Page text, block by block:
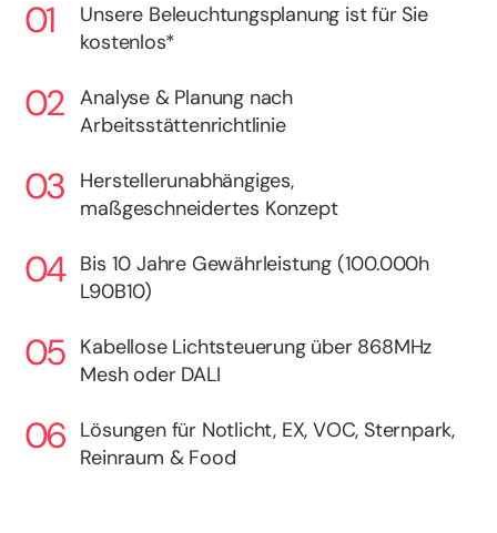
Unsere Beleuchtungsplanung ist für Sie
kostenlos*
Analyse & Planung nach
Arbeitsstättenrichtlinie
Herstellerunabhängiges,
maßgeschneidertes Konzept
Bis 10 Jahre Gewährleistung (100.000h
L90B10)
Kabellose Lichtsteuerung über 868MHz
Mesh oder DALI
Lösungen für Notlicht, EX, VOC, Sternpark,
Reinraum & Food